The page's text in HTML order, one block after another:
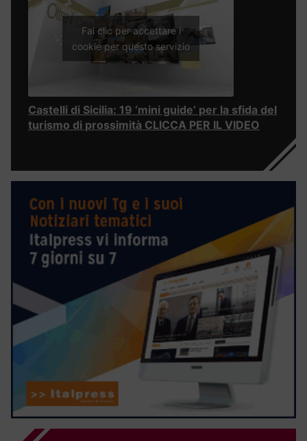
Fai clic per accettare i
cookie per questo servizio
Castelli di Sicilia: 19 ‘mini guide’ per la sfida del
turismo di prossimità CLICCA PER IL VIDEO